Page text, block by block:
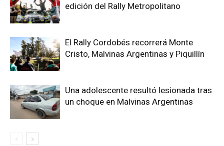
edición del Rally Metropolitano
El Rally Cordobés recorrerá Monte
Cristo, Malvinas Argentinas y Piquillín
Una adolescente resultó lesionada tras
un choque en Malvinas Argentinas